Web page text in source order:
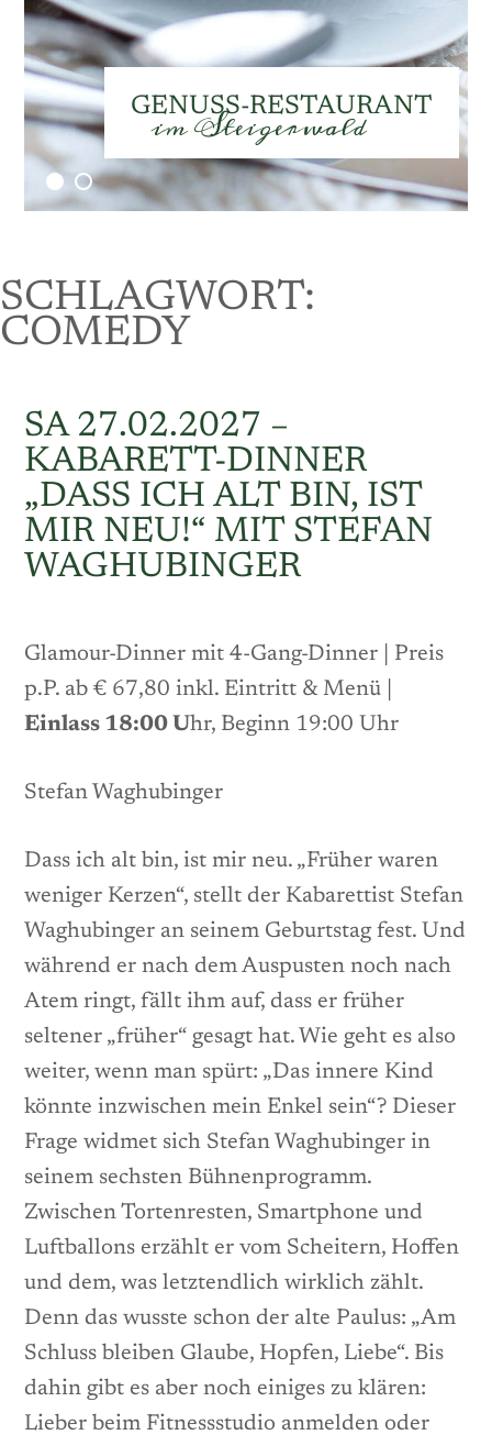
Speisekarte
GENUSS-RESTAURANT
im Steigerwald
SCHLAGWORT:
COMEDY
SA 27.02.2027 –
KABARETT-DINNER
„DASS ICH ALT BIN, IST
MIR NEU!“ MIT STEFAN
WAGHUBINGER
Glamour-Dinner mit 4-Gang-Dinner | Preis
p.P. ab € 67,80 inkl. Eintritt & Menü |
Einlass 18:00 Uhr, Beginn 19:00 Uhr
Stefan Waghubinger
Dass ich alt bin, ist mir neu. „Früher waren
weniger Kerzen“, stellt der Kabarettist Stefan
Waghubinger an seinem Geburtstag fest. Und
während er nach dem Auspusten noch nach
Atem ringt, fällt ihm auf, dass er früher
seltener „früher“ gesagt hat. Wie geht es also
weiter, wenn man spürt: „Das innere Kind
könnte inzwischen mein Enkel sein“? Dieser
Frage widmet sich Stefan Waghubinger in
seinem sechsten Bühnenprogramm.
Zwischen Tortenresten, Smartphone und
Luftballons erzählt er vom Scheitern, Hoffen
und dem, was letztendlich wirklich zählt.
Denn das wusste schon der alte Paulus: „Am
Schluss bleiben Glaube, Hopfen, Liebe“. Bis
dahin gibt es aber noch einiges zu klären:
Lieber beim Fitnessstudio anmelden oder